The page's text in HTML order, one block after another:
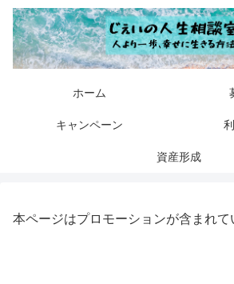
ホーム
キャンペーン
資産形成
本ページはプロモーションが含まれて